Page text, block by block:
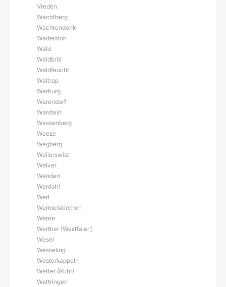
Vreden
Wachtberg
Wachtendonk
Wadersloh
Wald
Waldbröl
Waldfeucht
Waltrop
Warburg
Warendorf
Warstein
Wassenberg
Weeze
Wegberg
Weilerswist
Welver
Wenden
Werdohl
Werl
Wermelskirchen
Werne
Werther (Westfalen)
Wesel
Wesseling
Westerkappeln
Wetter (Ruhr)
Wettringen